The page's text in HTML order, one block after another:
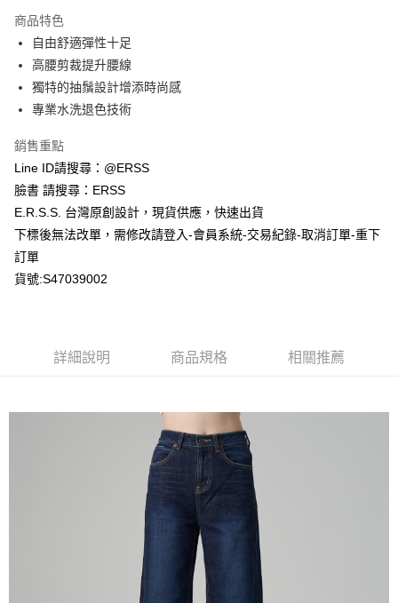
【「AFTEE先享後付」結帳流程】
１．於結帳方式選擇「AFTEE先享後付」後，將跳轉至「AFTEE先享後付」
結帳頁面，進行簡訊認證並確認金額後，即可完成結帳。
２．訂單成立數日內，您將收到繳費通知簡訊。
ATM／網路銀行／等多元方式進行付款，方視為交易完成。
※ 請注意：結帳手續完成當下不需立刻繳費，但若您需要取消訂單，請聯絡
後付繳納相關費用。
※ 交易是否成功請以「AFTEE先享後付 」之結帳頁面顯示為準，若有關於
是否繳費成功／繳費後需取消欲退款等相關疑問，請聯繫「AFTEE先享後付
客戶支援中心」https://netprotections.freshdesk.com/support/home
【注意事項】
１．透過由恩沛科技股份有限公司提供之「AFTEE先享後付」服務完成之交
易，需依本服務之必要範圍內提供個人資料，並將交易相關給付款項請求債
２．關於個人資料處理事宜，請瀏覽以下網址：
４．使用「AFTEE先享後付」時，將依據個別帳號之用戶狀況，依本公司即
５．嚴禁一人註冊多個帳號或使用他人資訊註冊。若發現惡意使用之情形，
恩沛科技股份有限公司將有權停止該用戶之使用額度並採取法律行動。
付款後全家取貨
每筆NT$80，滿NT$1,200(含以上)免運費
付款後萊爾富取貨
7-11取貨付款
每筆NT$80，滿NT$1,200(含以上)免運費
付款後7-11取貨
每筆NT$80，滿NT$1,200(含以上)免運費
商品特色
自由舒適彈性十足
高腰剪裁提升腰線
獨特的抽鬚設計增添時尚感
專業水洗退色技術
銷售重點
Line ID請搜尋：@ERSS
臉書 請搜尋：ERSS
E.R.S.S. 台灣原創設計，現貨供應，快速出貨
下標後無法改單，需修改請登入-會員系統-交易紀錄-取消訂單-重下
訂單
貨號:S47039002
詳細說明 商品規格 相關推薦